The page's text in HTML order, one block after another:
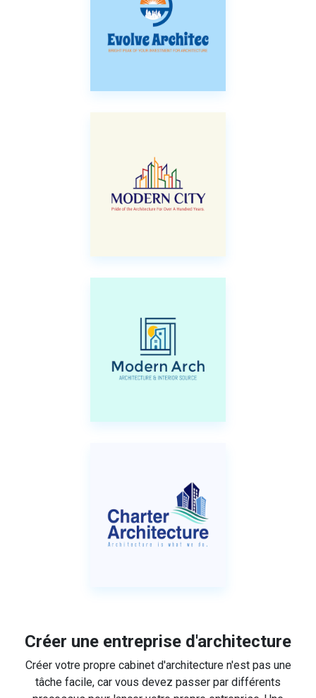
Créer une entreprise d'architecture
Créer votre propre cabinet d'architecture n'est pas une
tâche facile, car vous devez passer par différents